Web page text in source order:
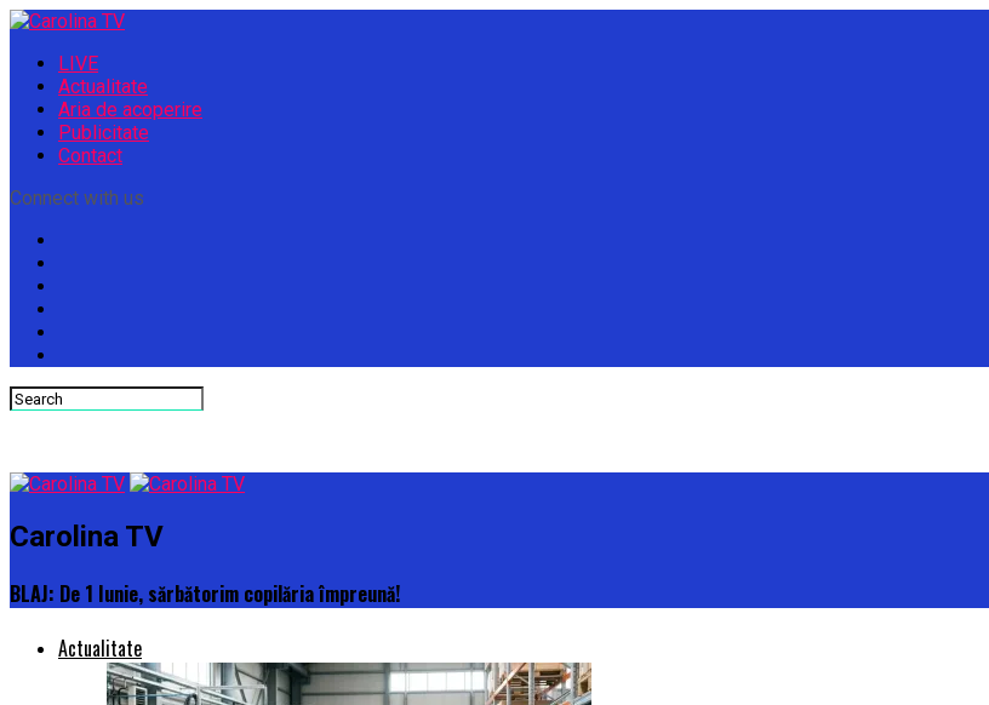
LIVE
Actualitate
Aria de acoperire
Publicitate
Contact
Connect with us
Carolina TV
BLAJ: De 1 Iunie, sărbătorim copilăria împreună!
Actualitate